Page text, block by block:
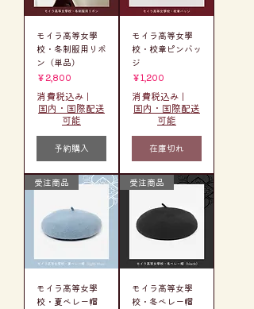
モイラ高等女學
校・冬制服用リボ
ン（単品）
価格
￥2,800
消費税込み |
国内・国際配送
可能
予約購入
モイラ高等女學
校・校章ピンバッ
ジ
価格
￥1,200
消費税込み |
国内・国際配送
可能
在庫切れ
受注商品
モイラ高等女學
校・夏ベレー帽
受注商品
モイラ高等女學
校・冬ベレー帽